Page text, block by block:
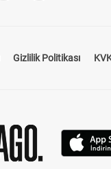
Gizlilik Politikası